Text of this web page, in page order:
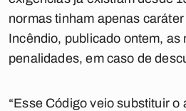
normas tinham apenas
Incêndio, publicado ontem,
penalidades, em caso de
“Esse Código veio substituir